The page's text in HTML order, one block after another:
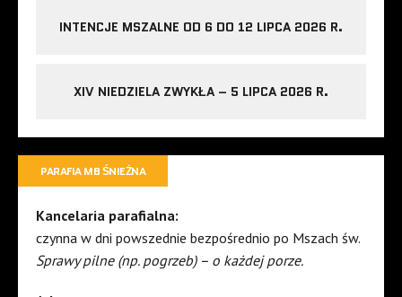
INTENCJE MSZALNE OD 6 DO 12 LIPCA 2026 R.
XIV NIEDZIELA ZWYKŁA – 5 LIPCA 2026 R.
PARAFIA MB ŚNIEŻNA
Kancelaria parafialna:
czynna w dni powszednie bezpośrednio po Mszach św.
Sprawy pilne (np. pogrzeb) – o każdej porze.